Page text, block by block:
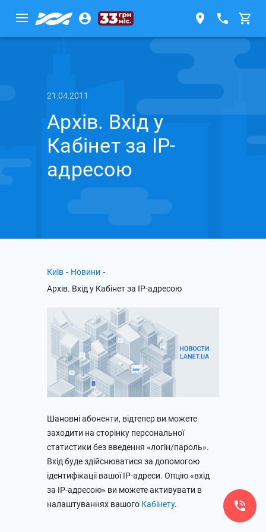
21.04.2011
Архів. Вхід у
Кабінет за IP-
адресою
Київ - Новини -
Архів. Вхід у Кабінет за IP-адресою
Шановні абоненти, відтепер ви можете
заходити на сторінку персональної
статистики без введення «логін/пароль».
Вхід буде здійснюватися за допомогою
ідентифікації вашої IP-адреси. Опцію «вхід
за IP-адресою» ви можете активувати в
налаштуваннях вашого Кабінету.